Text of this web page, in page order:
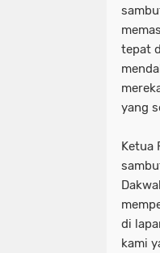
tepat
yang
Ketua
di
kami